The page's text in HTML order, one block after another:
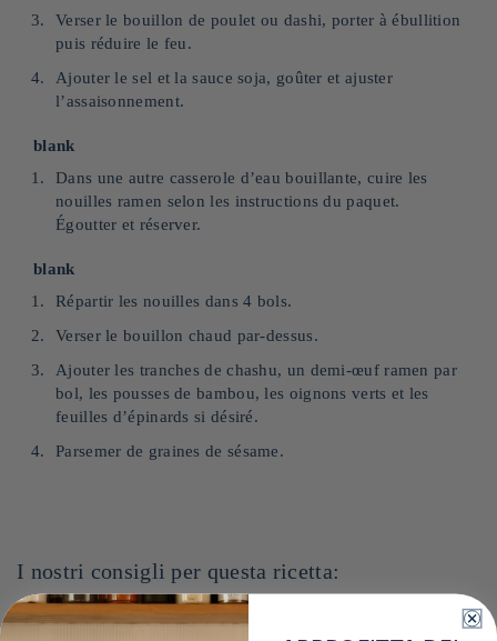
Verser le bouillon de poulet ou dashi, porter à ébullition
puis réduire le feu.
Ajouter le sel et la sauce soja, goûter et ajuster
l’assaisonnement.
blank
Dans une autre casserole d’eau bouillante, cuire les
nouilles ramen selon les instructions du paquet.
Égoutter et réserver.
blank
Répartir les nouilles dans 4 bols.
Verser le bouillon chaud par-dessus.
Ajouter les tranches de chashu, un demi-œuf ramen par
bol, les pousses de bambou, les oignons verts et les
feuilles d’épinards si désiré.
Parsemer de graines de sésame.
I nostri consigli per questa ricetta: